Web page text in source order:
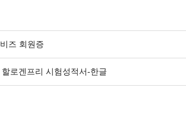
즈 회원증
할로겐프리 시험성적서-한글